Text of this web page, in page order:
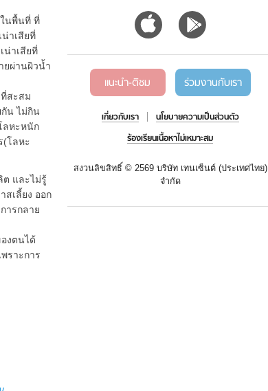
ในพื้นที่ ที่
าเสียที่
น่าเสียที่
ยผ่านผิวน้ำ
สะสม
น ไม่กิน
ลหะหนัก
(โลหะ
ต และไม่รู้
สเลี้ยง ออก
ารกลาย
งตนได้
ราะการ
แนะนำ-ติชม ร่วมงานกับเรา
เกี่ยวกับเรา
นโยบายความเป็นส่วนตัว
ร้องเรียนเนื้อหาไม่เหมาะสม
สงวนลิขสิทธิ์ © 2569 บริษัท เทนเซ็นต์ (ประเทศไทย)
จำกัด